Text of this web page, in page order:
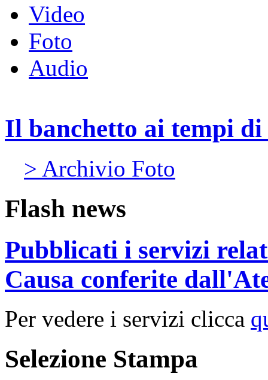
Video
Foto
Audio
Il banchetto ai tempi di
> Archivio Foto
Flash news
Pubblicati i servizi
Causa conferite
Per vedere i servizi clicca
Selezione Stampa